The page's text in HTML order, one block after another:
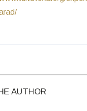
AUTHOR